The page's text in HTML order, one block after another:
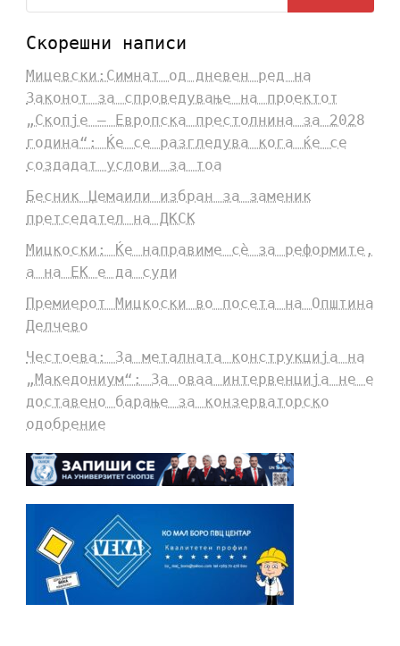
Скорешни написи
Мицевски:Симнат од дневен ред на
Законот за спроведување на проектот
„Скопје – Европска престолнина за 2028
година“: Ќе се разгледува кога ќе се
создадат услови за тоа
Бесник Џемаили избран за заменик
претседател на ДКСК
Мицкоски: Ќе направиме сè за реформите,
а на ЕК е да суди
Премиерот Мицкоски во посета на Општина
Делчево
Честоева: За металната конструкција на
„Македониум“: За оваа интервенција не е
доставено барање за конзерваторско
одобрение